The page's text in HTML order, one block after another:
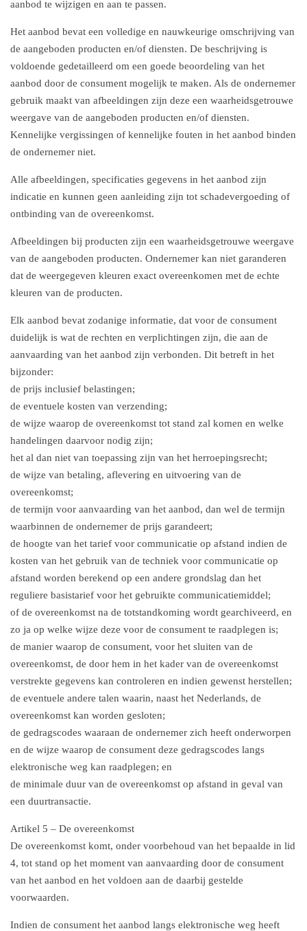
aanbod te wijzigen en aan te passen.
Het aanbod bevat een volledige en nauwkeurige omschrijving van
de aangeboden producten en/of diensten. De beschrijving is
voldoende gedetailleerd om een goede beoordeling van het
aanbod door de consument mogelijk te maken. Als de ondernemer
gebruik maakt van afbeeldingen zijn deze een waarheidsgetrouwe
weergave van de aangeboden producten en/of diensten.
Kennelijke vergissingen of kennelijke fouten in het aanbod binden
de ondernemer niet.
Alle afbeeldingen, specificaties gegevens in het aanbod zijn
indicatie en kunnen geen aanleiding zijn tot schadevergoeding of
ontbinding van de overeenkomst.
Afbeeldingen bij producten zijn een waarheidsgetrouwe weergave
van de aangeboden producten. Ondernemer kan niet garanderen
dat de weergegeven kleuren exact overeenkomen met de echte
kleuren van de producten.
Elk aanbod bevat zodanige informatie, dat voor de consument
duidelijk is wat de rechten en verplichtingen zijn, die aan de
aanvaarding van het aanbod zijn verbonden. Dit betreft in het
bijzonder:
de prijs inclusief belastingen;
de eventuele kosten van verzending;
de wijze waarop de overeenkomst tot stand zal komen en welke
handelingen daarvoor nodig zijn;
het al dan niet van toepassing zijn van het herroepingsrecht;
de wijze van betaling, aflevering en uitvoering van de
overeenkomst;
de termijn voor aanvaarding van het aanbod, dan wel de termijn
waarbinnen de ondernemer de prijs garandeert;
de hoogte van het tarief voor communicatie op afstand indien de
kosten van het gebruik van de techniek voor communicatie op
afstand worden berekend op een andere grondslag dan het
reguliere basistarief voor het gebruikte communicatiemiddel;
of de overeenkomst na de totstandkoming wordt gearchiveerd, en
zo ja op welke wijze deze voor de consument te raadplegen is;
de manier waarop de consument, voor het sluiten van de
overeenkomst, de door hem in het kader van de overeenkomst
verstrekte gegevens kan controleren en indien gewenst herstellen;
de eventuele andere talen waarin, naast het Nederlands, de
overeenkomst kan worden gesloten;
de gedragscodes waaraan de ondernemer zich heeft onderworpen
en de wijze waarop de consument deze gedragscodes langs
elektronische weg kan raadplegen; en
de minimale duur van de overeenkomst op afstand in geval van
een duurtransactie.
Artikel 5 – De overeenkomst
De overeenkomst komt, onder voorbehoud van het bepaalde in lid
4, tot stand op het moment van aanvaarding door de consument
van het aanbod en het voldoen aan de daarbij gestelde
voorwaarden.
Indien de consument het aanbod langs elektronische weg heeft